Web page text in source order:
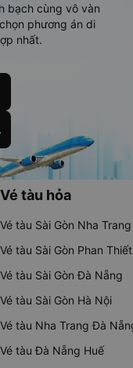
bạch cùng vô vàn
phương án di
nhất.
Vé tàu hỏa
Vé tàu Sài Gòn Nha Trang
Vé tàu Sài Gòn Phan Thiết
Vé tàu Sài Gòn Đà Nẵng
Vé tàu Sài Gòn Hà Nội
Vé tàu Nha Trang Đà
Vé tàu Đà Nẵng Huế